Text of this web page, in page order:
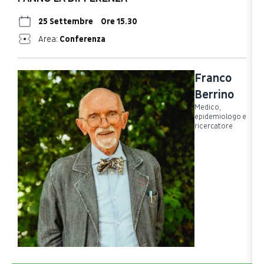
25 Settembre
Ore 15.30
Area: Conferenza
Franco
Berrino
Medico,
epidemiologo e
ricercatore